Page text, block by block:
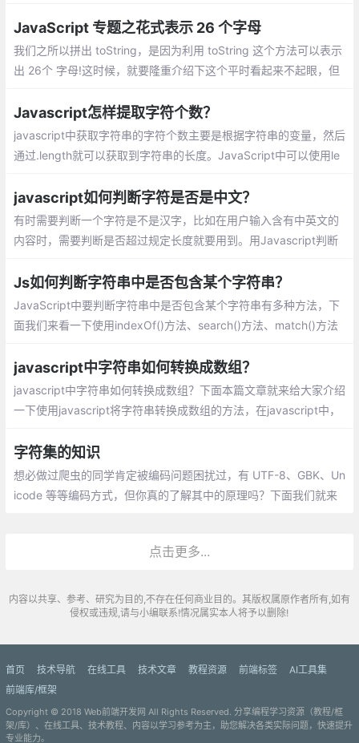
JavaScript 专题之花式表示 26 个字母
我们之所以拼出 toString，是因为利用 toString 这个方法可以表示
出 26个 字母!这时候，就要隆重介绍下这个平时看起来不起眼，但
Javascript怎样提取字符个数？
javascript中获取字符串的字符个数主要是根据字符串的变量，然后
通过.length就可以获取到字符串的长度。JavaScript中可以使用le
javascript如何判断字符是否是中文？
有时需要判断一个字符是不是汉字，比如在用户输入含有中英文的
内容时，需要判断是否超过规定长度就要用到。用Javascript判断
Js如何判断字符串中是否包含某个字符串？
JavaScript中要判断字符串中是否包含某个字符串有多种方法，下
面我们来看一下使用indexOf()方法、search()方法、match()方法
javascript中字符串如何转换成数组？
javascript中字符串如何转换成数组？下面本篇文章就来给大家介绍
一下使用javascript将字符串转换成数组的方法，在javascript中，
字符串分割成字符串数组
字符集的知识
想必做过爬虫的同学肯定被编码问题困扰过，有 UTF-8、GBK、Un
icode 等等编码方式，但你真的了解其中的原理吗？下面我们就来
点击更多...
内容以共享、参考、研究为目的,不存在任何商业目的。其版权属原作者所有,如有
侵权或违规,请与小编联系!情况属实本人将予以删除!
首页 技术导航 在线工具 技术文章 教程资源 前端标签
AI工具集
前端库/框架